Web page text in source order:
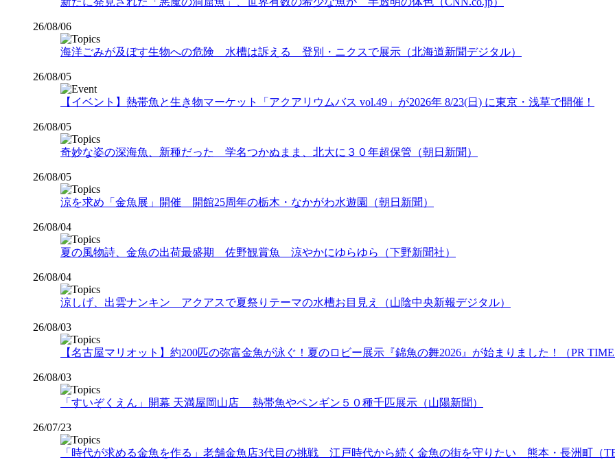
26/08/06
海洋ごみが及ぼす生物への危険 水槽は訴える 登別・ニクスで展示（北海道新聞デジタル）
26/08/05
【イベント】熱帯魚と生き物マーケット「アクアリウムバス vol.49」が2026年 8/23(日) に東京・浅草で開催！
26/08/05
奇妙な姿の深海魚、新種だった 学名つかぬまま、北大に３０年超保管（朝日新聞）
26/08/05
涼を求め「金魚展」開催 開館25周年の栃木・なかがわ水遊園（朝日新聞）
26/08/04
夏の風物詩、金魚の出荷最盛期 佐野観賞魚 涼やかにゆらゆら（下野新聞社）
26/08/04
涼しげ、出雲ナンキン アクアスで夏祭りテーマの水槽お目見え（山陰中央新報デジタル）
26/08/03
【名古屋マリオット】約200匹の弥富金魚が泳ぐ！夏のロビー展示『錦魚の舞2026』が始まりました！（PR
26/08/03
「すいぞくえん」開幕 天満屋岡山店 熱帯魚やペンギン５０種千匹展示（山陽新聞）
26/07/23
「時代が求める金魚を作る」老舗金魚店3代目の挑戦 江戸時代から続く金魚の街を守りたい 熊本・長洲町（